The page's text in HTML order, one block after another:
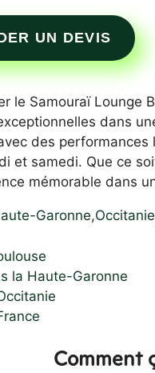
UN DEVIS
le Samouraï Lounge
dans
des
et samedi. Que ce
mémorable dans
Garonne,Occitanie
la Haute-Garonne
Comment